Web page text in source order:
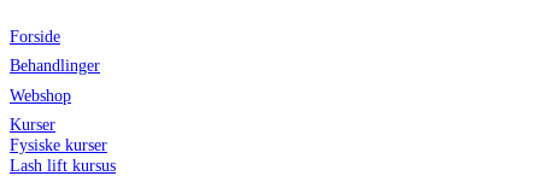
Forside
Behandlinger
Webshop
Kurser
Fysiske kurser
Lash lift kursus